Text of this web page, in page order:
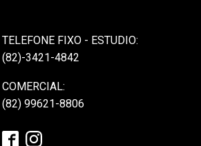
TELEFONE FIXO - ESTUDIO:
(82)-3421-4842
COMERCIAL:
(82) 99621-8806